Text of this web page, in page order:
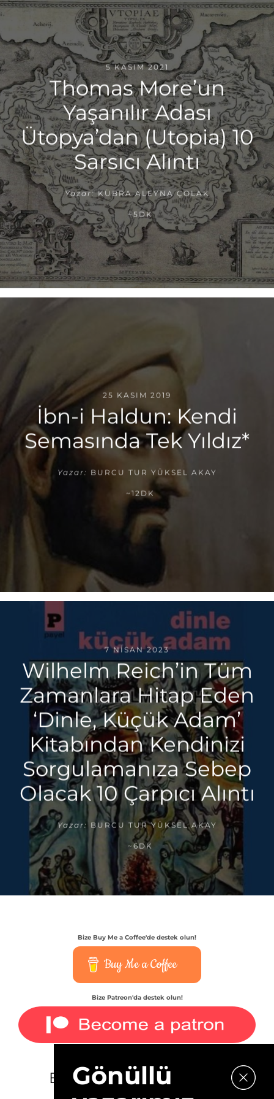
5 KASIM 2021
Thomas More’un
Yaşanılır Adası
Ütopya’dan (Utopia) 10
Sarsıcı Alıntı
Yazar: KÜBRA ALEYNA ÇOLAK
~5DK
25 KASIM 2019
İbn-i Haldun: Kendi
Semasında Tek Yıldız*
Yazar: BURCU TUR YÜKSEL AKAY
~12DK
7 NISAN 2023
Wilhelm Reich’in Tüm
Zamanlara Hitap Eden
‘Dinle, Küçük Adam’
Kitabından Kendinizi
Sorgulamanıza Sebep
Olacak 10 Çarpıcı Alıntı
Yazar: BURCU TUR YÜKSEL AKAY
~6DK
Bize Buy Me a Coffee'de destek olun!
Buy Me a Coffee
Bize Patreon'da destek olun!
E-bültenimize kaydolun.
Gönüllü